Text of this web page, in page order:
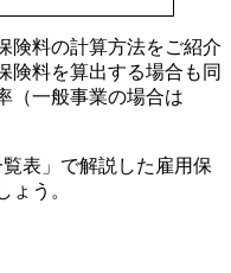
険料の計算方法をご紹介
険料を算出する場合も同
（一般事業の場合は
覧表」で解説した雇用保
ょう。